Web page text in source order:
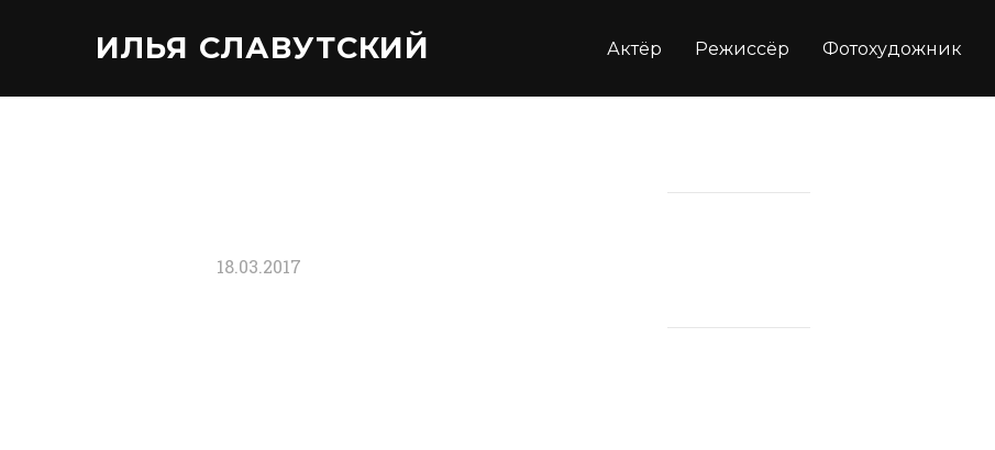
ИЛЬЯ СЛАВУТСКИЙ Актёр Режиссёр Фотохудожник
18.03.2017